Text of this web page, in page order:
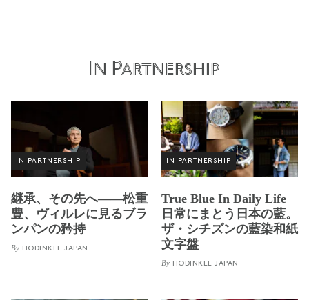
In Partnership
IN PARTNERSHIP
継承、その先へ——松重
豊、ヴィルレに見るブラ
ンパンの矜持
By HODINKEE JAPAN
IN PARTNERSHIP
True Blue In Daily Life
日常にまとう日本の藍。
ザ・シチズンの藍染和紙
文字盤
By HODINKEE JAPAN